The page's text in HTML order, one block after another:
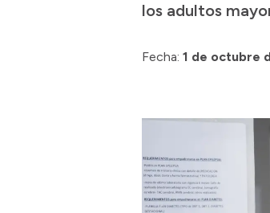
los adultos
Fecha: 1 de octubre